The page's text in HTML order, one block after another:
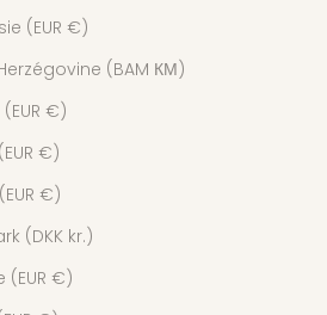
(EUR €)
(BAM КМ)
€)
€)
€)
(DKK kr.)
(EUR €)